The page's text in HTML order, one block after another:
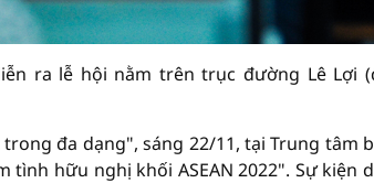
ra lễ hội nằm trên trục đường Lê Lợi
đa dạng", sáng 22/11, tại Trung tâm
tình hữu nghị khối ASEAN 2022". Sự kiện